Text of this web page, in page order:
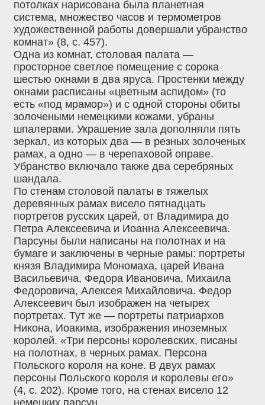
потолках нарисована была планетная
система, множество часов и термометров
художественной работы довершали убранство
комнат» (8, с. 457).
Одна из комнат, столовая палата —
просторное светлое помещение с сорока
шестью окнами в два яруса. Простенки между
окнами расписаны «цветным аспидом» (то
есть «под мрамор») и с одной стороны обиты
золочеными немецкими кожами, убраны
шпалерами. Украшение зала дополняли пять
зеркал, из которых два — в резных золоченых
рамах, а одно — в черепаховой оправе.
Убранство включало также два серебряных
шандала.
По стенам столовой палаты в тяжелых
деревянных рамах висело пятнадцать
портретов русских царей, от Владимира до
Петра Алексеевича и Иоанна Алексеевича.
Парсуны были написаны на полотнах и на
бумаге и заключены в черные рамы: портреты
князя Владимира Мономаха, царей Ивана
Васильевича, Федора Ивановича, Михаила
Федоровича, Алексея Михайловича. Федор
Алексеевич был изображен на четырех
портретах. Тут же — портреты патриархов
Никона, Иоакима, изображения иноземных
королей. «Три персоны королевских, писаны
на полотнах, в черных рамах. Персона
Польского короля на коне. В двух рамах
персоны Польского короля и королевы его»
(4, с. 202). Кроме того, на стенах висело 12